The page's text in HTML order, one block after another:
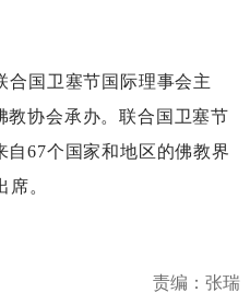
国卫塞节国际理事会主
教协会承办。联合国卫塞节
自67个国家和地区的佛教界
。
责编：张瑞